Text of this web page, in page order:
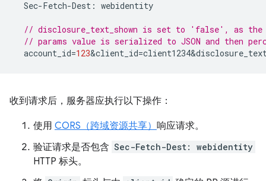
Sec-Fetch-Dest : webidentity
// disclosure_text_shown is set to 'false', as
// params value is serialized to JSON and then
account_id=123&client_id=
收到请求后，服务器应执行以下操作：
使用 CORS（跨域资源共享） 响应请求。
验证请求是否包含 Sec-Fetch-Dest: webidentity
HTTP 标头。